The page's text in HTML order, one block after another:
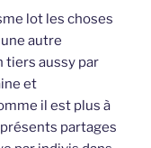
lot les choses
autre
tiers aussy par
et
il est plus à
partages